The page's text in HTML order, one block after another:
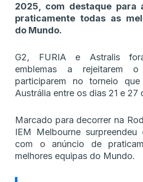
2025, com destaque para
praticamente todas as
do Mundo.
G2, FURIA e Astralis
emblemas a rejeitarem
participarem no torneio
Austrália entre os dias 21 e 27
Marcado para decorrer na
IEM Melbourne surpreendeu
com o anúncio de
melhores equipas do Mundo.